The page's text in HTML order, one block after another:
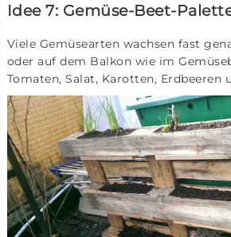
Idee 7: Gemüse-Beet-
Viele Gemüsearten wachsen fast
oder auf dem Balkon wie im
Tomaten, Salat, Karotten, Erdbeeren